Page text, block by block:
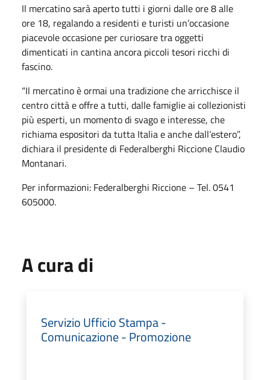
Il mercatino sarà aperto tutti i giorni dalle ore 8 alle
ore 18, regalando a residenti e turisti un’occasione
piacevole occasione per curiosare tra oggetti
dimenticati in cantina ancora piccoli tesori ricchi di
fascino.
“Il mercatino è ormai una tradizione che arricchisce il
centro città e offre a tutti, dalle famiglie ai collezionisti
più esperti, un momento di svago e interesse, che
richiama espositori da tutta Italia e anche dall’estero”,
dichiara il presidente di Federalberghi Riccione Claudio
Montanari.
Per informazioni: Federalberghi Riccione – Tel. 0541
605000.
A cura di
Servizio Ufficio Stampa -
Comunicazione - Promozione